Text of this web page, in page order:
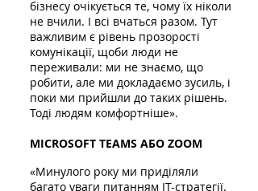
бізнесу очікується те, чому їх ніколи
не вчили. І всі вчаться разом. Тут
важливим є рівень прозорості
комунікації, щоби люди не
переживали: ми не знаємо, що
робити, але ми докладаємо зусиль, і
поки ми прийшли до таких рішень.
Тоді людям комфортніше».
MICROSOFT TEAMS АБО ZOOM
«Минулого року ми приділяли
багато уваги питанням ІТ-стратегії.